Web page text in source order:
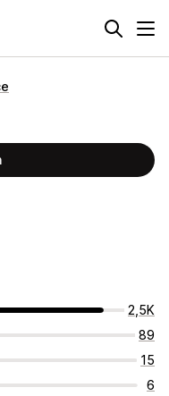
2,5K
89
15
6